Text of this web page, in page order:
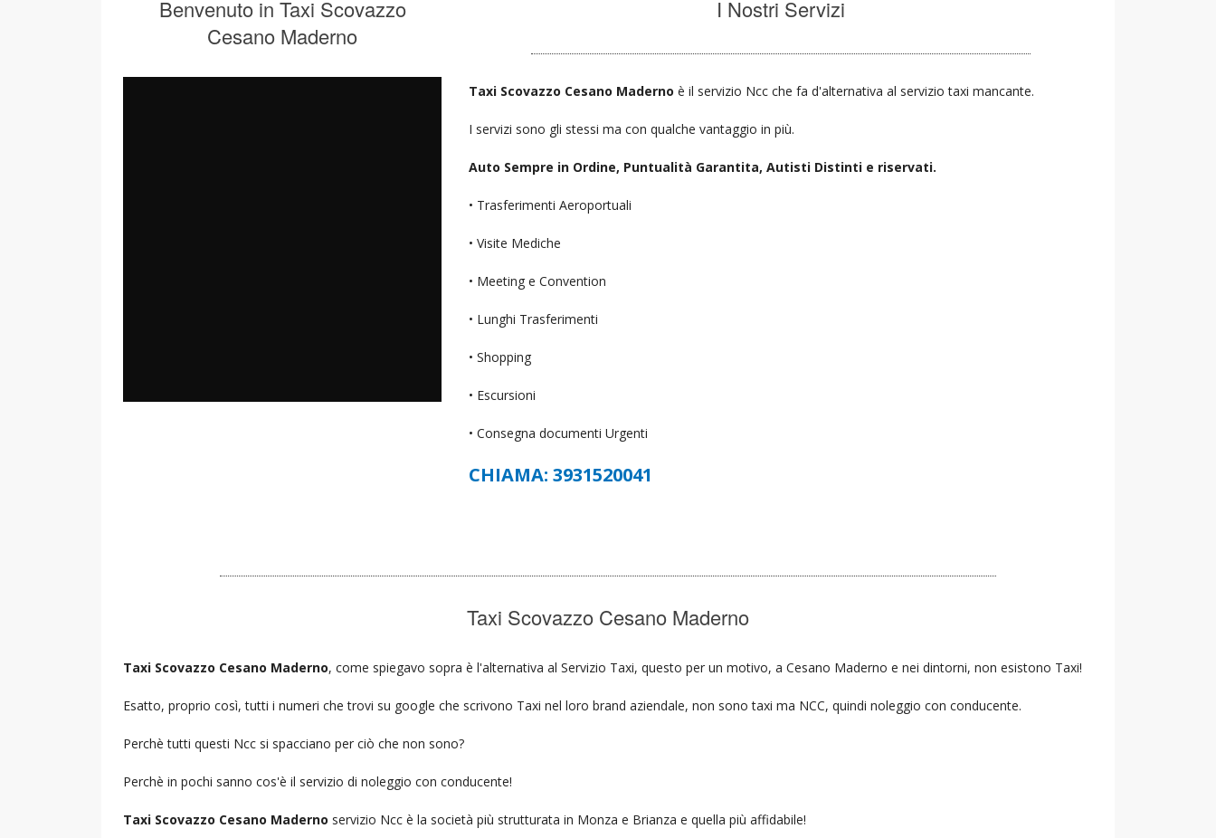
Benvenuto in Taxi Scovazzo
Cesano Maderno
I Nostri Servizi
Taxi Scovazzo Cesano Madernoè il servizio Ncc che fa d'alternativa al servizio taxi mancante.
I servizi sono gli stessi ma con qualche vantaggio in più.
Auto Sempre in Ordine, Puntualità Garantita, Autisti Distinti e riservati.
• Trasferimenti Aeroportuali
• Visite Mediche
• Meeting e Convention
• Lunghi Trasferimenti
• Shopping
• Escursioni
• Consegna documenti Urgenti
CHIAMA: 3931520041
Taxi Scovazzo Cesano Maderno
Taxi Scovazzo Cesano Maderno, come spiegavo sopra è l'alternativa al Servizio Taxi, questo per un motivo, a Cesano Maderno e nei dintorni, non esistono Taxi!
Esatto, proprio così, tutti i numeri che trovi su google che scrivono Taxi nel loro brand aziendale, non sono taxi ma NCC, quindi noleggio con conducente.
Perchè tutti questi Ncc si spacciano per ciò che non sono?
Perchè in pochi sanno cos'è il servizio di noleggio con conducente!
Taxi Scovazzo Cesano Maderno servizio Ncc è la società più strutturata in Monza e Brianza e quella più affidabile!